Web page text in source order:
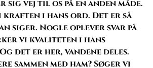
sig vej til os på en anden måde.
kraften i hans ord. Det er så
siger. Nogle oplever svar på
vi kvaliteten i hans
det er her, vandene deles.
sammen med ham? Søger vi